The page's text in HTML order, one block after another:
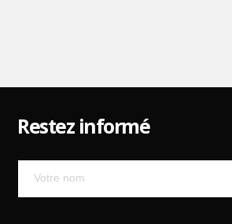
Restez informé